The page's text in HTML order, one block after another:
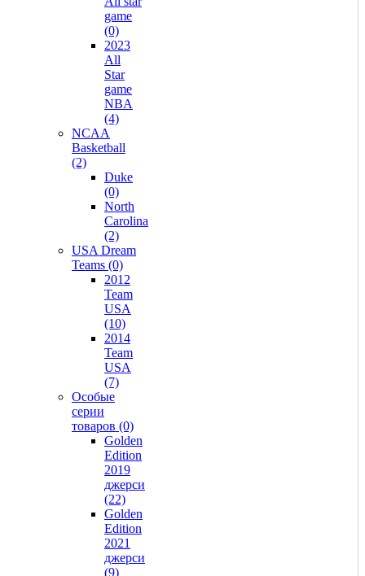
game
(0)
2023
All
Star
game
NBA
(4)
NCAA
Basketball
(2)
Duke
(0)
North
Carolina
(2)
USA Dream
Teams (0)
2012
Team
USA
(10)
2014
Team
USA
(7)
Особые
серии
товаров (0)
Golden
Edition
2019
джерси
(22)
Golden
Edition
2021
джерси
(9)